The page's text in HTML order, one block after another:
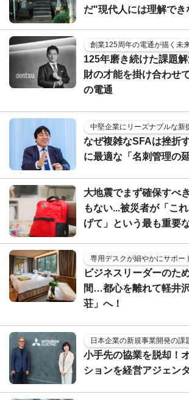
だ"現代人には理解でき
創業125周年の電通が描く未
125年磨き続けた課題
財の才能を掛け合わせ
の電通
中堅企業にリーズナブルな新
なぜ複雑なSFAは挫折
に最適な「名刺管理の
大地震でまず確保すべ
もない...被災者が「こ
げて」という最も重要
専用デスクが細やかにサポー
ビジネスリーダーのた
間…都心を離れて軽井
荘」へ！
日本企業の新規事業開発の課
小手先の協業を脱却！
ションを経営アジェン